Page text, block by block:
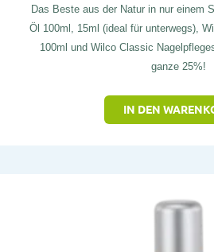
Das Beste aus der Natur in nur einem
Öl 100ml, 15ml (ideal für unterwegs),
100ml und Wilco Classic
ganze 25%!
IN DEN